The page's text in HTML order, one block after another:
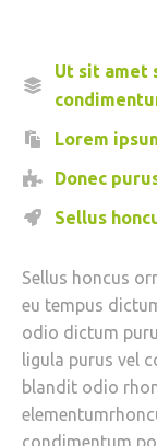
Ut sit amet
Lorem
Donec
Sellus
Sellus honcus
eu tempus
odio dictum
ligula purus vel
blandit odio
condimentum